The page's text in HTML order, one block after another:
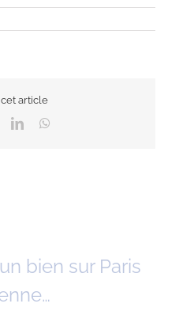
cet article
LinkedIn
bien sur Paris